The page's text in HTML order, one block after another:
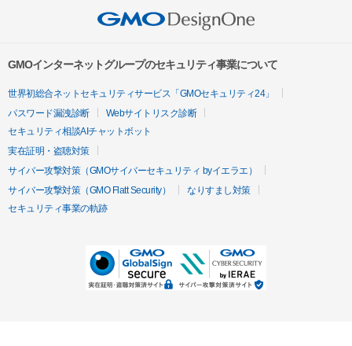
GMOインターネットグループのセキュリティ事業について
世界初総合ネットセキュリティサービス「GMOセキュリティ24」
パスワード漏洩診断
Webサイトリスク診断
セキュリティ相談AIチャットボット
実在証明・盗聴対策
サイバー攻撃対策（GMOサイバーセキュリティ byイエラエ）
サイバー攻撃対策（GMO Flatt Security）
なりすまし対策
セキュリティ事業の軌跡